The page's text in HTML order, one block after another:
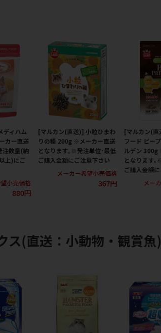
ディハム
カー直送
注数量(納
上)にご
小売価格
880円
[マルカン(直送)] 小粒ひまわ
りの種 200g ※メーカー直送
となります｡※発注単位･最低
ご購入金額にご注意下さい
メーカー希望小売価格
367円
[マルカン(直
フード ビー
ルデン 300g
となります｡
ご購入金額
メー
ス(直送：小動物・観賞